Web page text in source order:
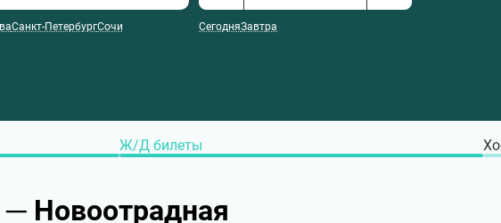
Санкт-ПетербургСочи СегодняЗавтра
Ж/Д билеты
Новоотрадная